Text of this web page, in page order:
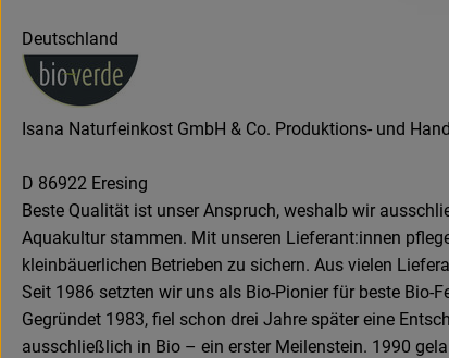
Deutschland
Isana Naturfeinkost GmbH & Co. Produktions- und
D 86922 Eresing
Beste Qualität ist unser Anspruch, weshalb wir
Aquakultur stammen. Mit unseren Lieferant:innen
kleinbäuerlichen Betrieben zu sichern. Aus vielen
Seit 1986 setzten wir uns als Bio-Pionier für beste
Gegründet 1983, fiel schon drei Jahre später eine
ausschließlich in Bio – ein erster Meilenstein. 1990